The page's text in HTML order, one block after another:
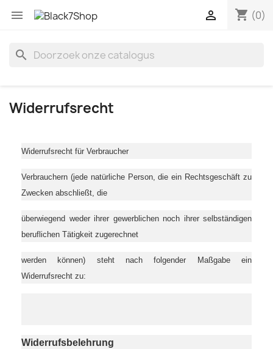
 shopping_cart (0)

search
Widerrufsrecht
Widerrufsrecht für Verbraucher
Verbrauchern (jede natürliche Person, die ein Rechtsgeschäft zu
Zwecken abschließt, die
überwiegend weder ihrer gewerblichen noch ihrer selbständigen
beruflichen Tätigkeit zugerechnet
werden können) steht nach folgender Maßgabe ein
Widerrufsrecht zu:
Widerrufsbelehrung